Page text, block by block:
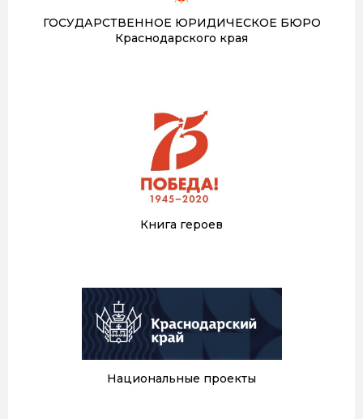
ГОСУДАРСТВЕННОЕ ЮРИДИЧЕСКОЕ БЮРО
Краснодарского края
Книга героев
Национальные проекты